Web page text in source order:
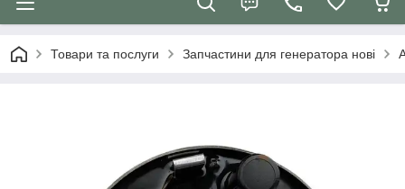
Товари та послуги Запчастини для генератора нові